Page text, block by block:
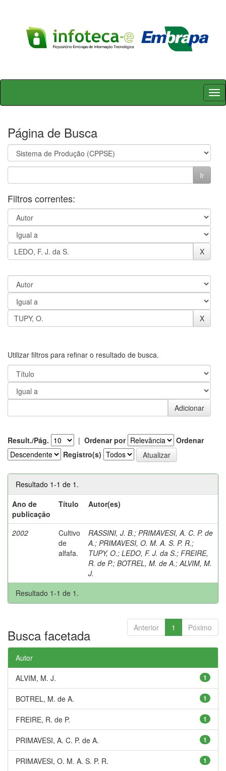
Skip
Página de Busca
Filtros correntes:
Utilizar filtros para refinar o resultado de busca.
Result./Pág. | Ordenar por
Ordenar
Registro(s)
Resultado 1-1 de 1.
Ano de
publicação
Título Autor(es)
2002
Cultivo
de
alfafa.
RASSINI, J. B.; PRIMAVESI, A. C. P. de
A.; PRIMAVESI, O. M. A. S. P. R.;
TUPY, O.; LEDO, F. J. da S.; FREIRE,
R. de P.; BOTREL, M. de A.; ALVIM, M.
J.
Resultado 1-1 de 1.
Anterior 1 Póximo
Busca facetada
Autor
1
ALVIM, M. J.
1
BOTREL, M. de A.
1
FREIRE, R. de P.
1
PRIMAVESI, A. C. P. de A.
1
PRIMAVESI, O. M. A. S. P. R.